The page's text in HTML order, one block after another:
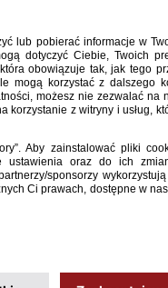
Gęsiora
0:0. Kolejne
Pesti, 7.